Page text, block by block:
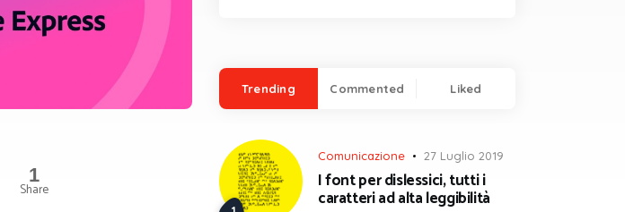
1
Share
Trending Commented Liked
Comunicazione 27 Luglio 2019
I font per dislessici, tutti i
caratteri ad alta leggibilità